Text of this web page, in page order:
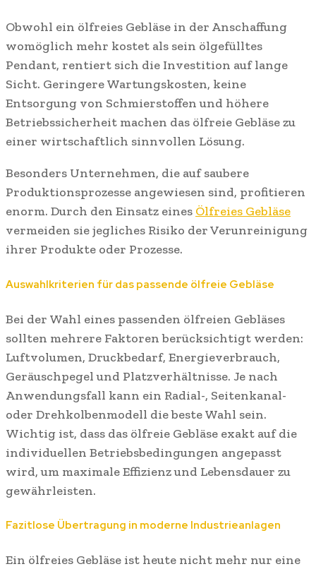
Obwohl ein ölfreies Gebläse in der Anschaffung
womöglich mehr kostet als sein ölgefülltes
Pendant, rentiert sich die Investition auf lange
Sicht. Geringere Wartungskosten, keine
Entsorgung von Schmierstoffen und höhere
Betriebssicherheit machen das ölfreie Gebläse zu
einer wirtschaftlich sinnvollen Lösung.
Besonders Unternehmen, die auf saubere
Produktionsprozesse angewiesen sind, profitieren
enorm. Durch den Einsatz eines Ölfreies Gebläse
vermeiden sie jegliches Risiko der Verunreinigung
ihrer Produkte oder Prozesse.
Auswahlkriterien für das passende ölfreie Gebläse
Bei der Wahl eines passenden ölfreien Gebläses
sollten mehrere Faktoren berücksichtigt werden:
Luftvolumen, Druckbedarf, Energieverbrauch,
Geräuschpegel und Platzverhältnisse. Je nach
Anwendungsfall kann ein Radial-, Seitenkanal-
oder Drehkolbenmodell die beste Wahl sein.
Wichtig ist, dass das ölfreie Gebläse exakt auf die
individuellen Betriebsbedingungen angepasst
wird, um maximale Effizienz und Lebensdauer zu
gewährleisten.
Fazitlose Übertragung in moderne Industrieanlagen
Ein ölfreies Gebläse ist heute nicht mehr nur eine